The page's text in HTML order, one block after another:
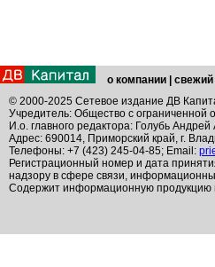
о компании
© 2000-2025 Сетевое издание ДВ
Учредитель: Общество с ограниченной
И.о. главного редактора: Голубь
Адрес: 690014, Приморский край, г.
Телефоны: +7 (423) 245-04-85; Email:
Регистрационный номер и дата
надзору в сфере связи,
Содержит информационную продукцию